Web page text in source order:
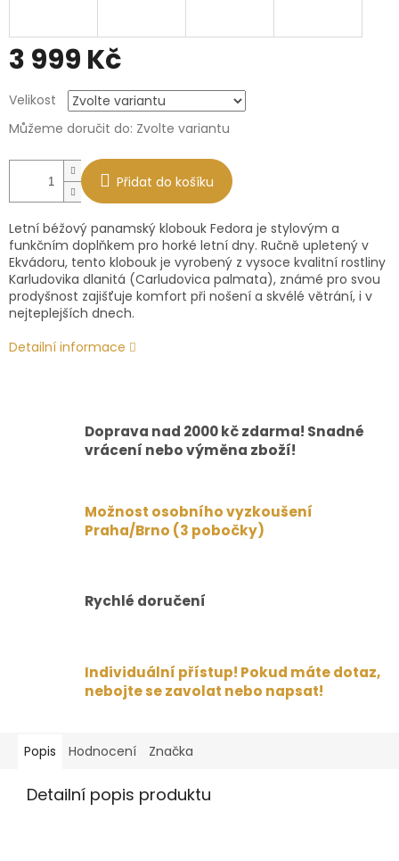
3 999 Kč
cena:
Velikost
Můžeme doručit do: Zvolte variantu
Přidat do košíku
Letní béžový panamský klobouk Fedora je stylovým a
funkčním doplňkem pro horké letní dny. Ručně upletený v
Ekvádoru, tento klobouk je vyrobený z vysoce kvalitní rostliny
Karludovika dlanitá (Carludovica palmata), známé pro svou
prodyšnost zajišťuje komfort při nošení a skvélé větrání, i v
nejteplejších dnech.
Detailní informace
Doprava nad 2000 kč zdarma! Snadné
vrácení nebo výměna zboží!
Možnost osobního vyzkoušení
Praha/Brno (3 pobočky)
Rychlé doručení
Individuální přístup! Pokud máte dotaz,
nebojte se zavolat nebo napsat!
Popis Hodnocení Značka
Detailní popis produktu